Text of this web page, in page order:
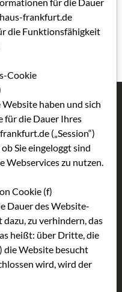
Technical rentals
the editing suite and
Festivals
Hesse
frankfurt.de
die Funktionsfähigkeit
Cookie
Website haben und sich
für die Dauer Ihres
(„Session“)
Sie eingeloggt sind
Webservices zu nutzen.
Cookie (f)
Dauer des Website-
dazu, zu verhindern, das
heißt: über Dritte, die
die Website besucht
wird, wird der